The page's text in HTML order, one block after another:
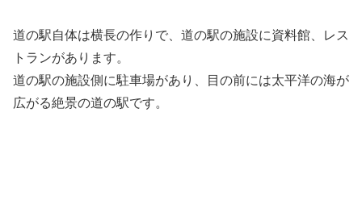
道の駅自体は横長の作りで、道の駅の施設に資料館、レス
トランがあります。
道の駅の施設側に駐車場があり、目の前には太平洋の海が
広がる絶景の道の駅です。